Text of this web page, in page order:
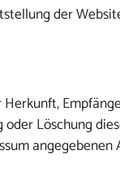
der
Löschung